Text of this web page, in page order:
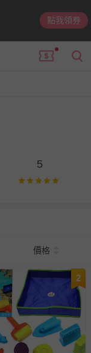
點我領券
5
價格
2